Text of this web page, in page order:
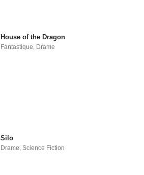
House of the Dragon
Fantastique, Drame
Silo
Drame,Science Fiction